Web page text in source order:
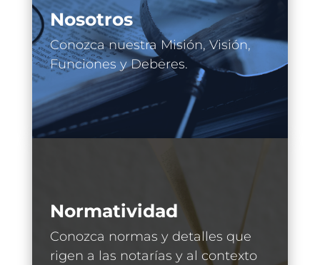
Nosotros
Conozca nuestra Misión, Visión,
Funciones y Deberes.
Normatividad
Conozca normas y detalles que
rigen a las notarías y al contexto